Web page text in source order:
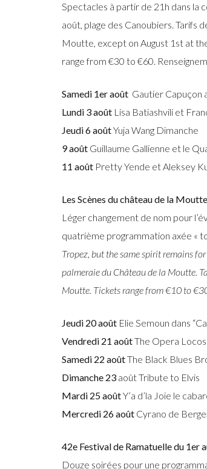
Spectacles à partir de 21h dans la
août, plage des Canoubiers. Tarifs
Moutte, except on August 1st at
range from €30 to €60.
Samedi 1er août Gautier Capuçon
Lundi 3 août Lisa Batiashvili et
Jeudi 6 aoûtYuja Wang Dimanche
9 août Guillaume Gallienne et le
11 août Pretty Yende et Aleksey
Les Scènes du château de la
Léger changement de nom pour
quatrième programmation axée «
Tropez, but the same spirit remains
palmeraie du Château de la Moutte.
Moutte. Tickets range from €10 to
Jeudi 20 août Elie Semoun dans
Vendredi 21 aoûtThe Opera Locos
Samedi 22 aoûtThe Black Blues
Dimanche 23 août Tribute to Elvis
Mardi 25 aoûtY’a d’la Joie le
Mercredi 26 août Cyrano de
42e Festival de Ramatuelle du 1er
Douze soirées pour une